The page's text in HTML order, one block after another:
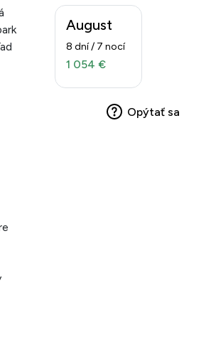
August
8 dní / 7 nocí
1 054 €
Opýtať sa